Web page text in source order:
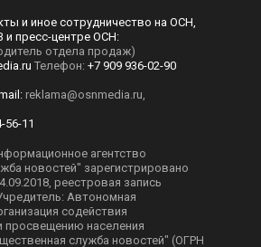
и иное сотрудничество на ОСН,
и пресс-центре ОСН:
отдела продаж)
Телефон: +7 909 936-02-90
reklama@osnmedia.ru
56-11
агентство
новостей" зарегистрировано
реестровая запись
Автономная
содействия
населения
служба новостей" (ОГРН